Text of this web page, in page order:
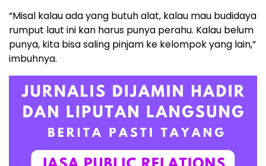
“Misal kalau ada yang butuh alat, kalau mau budidaya
rumput laut ini kan harus punya perahu. Kalau belum
punya, kita bisa saling pinjam ke kelompok yang lain,”
imbuhnya.